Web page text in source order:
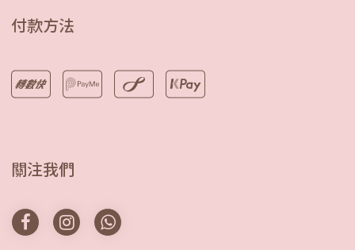
付款方法
關注我們